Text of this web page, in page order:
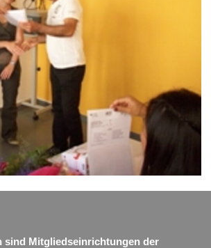
sind Mitgliedseinrichtungen der